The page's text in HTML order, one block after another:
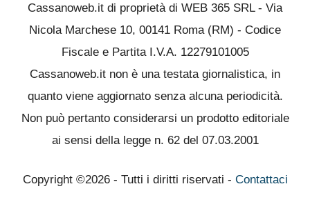
Cassanoweb.it di proprietà di WEB 365 SRL - Via
Nicola Marchese 10, 00141 Roma (RM) - Codice
Fiscale e Partita I.V.A. 12279101005
Cassanoweb.it non è una testata giornalistica, in
quanto viene aggiornato senza alcuna periodicità.
Non può pertanto considerarsi un prodotto editoriale
ai sensi della legge n. 62 del 07.03.2001
Copyright ©2026 - Tutti i diritti riservati - Contattaci